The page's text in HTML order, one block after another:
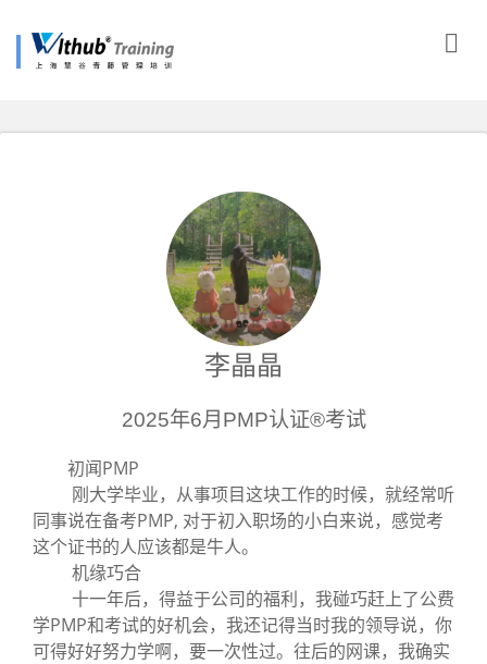
李晶晶
2025年6月PMP认证®考试
初闻PMP
刚大学毕业，从事项目这块工作的时候，就经常听
同事说在备考PMP, 对于初入职场的小白来说，感觉考
这个证书的人应该都是牛人。
机缘巧合
十一年后，得益于公司的福利，我碰巧赶上了公费
学PMP和考试的好机会，我还记得当时我的领导说，你
可得好好努力学啊，要一次性过。往后的网课，我确实